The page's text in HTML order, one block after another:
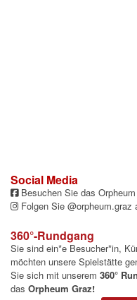
Social Media
Besuchen Sie das
Folgen Sie @orpheum.graz
360°-Rundgang
Sie sind ein*e Besucher*in,
möchten unsere Spielstätte
Sie sich mit unserem 360°
das Orpheum Graz!